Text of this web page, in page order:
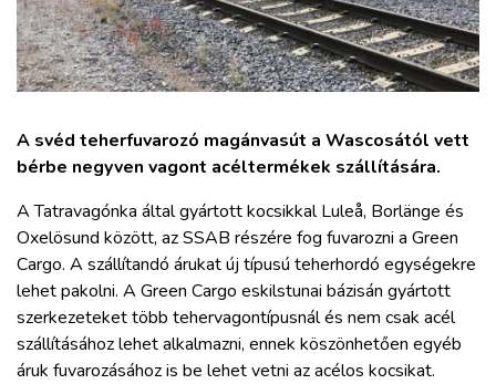
ARCHÍVUM
REGISZTRÁCIÓ
A svéd teherfuvarozó magánvasút a Wascosától vett
bérbe negyven vagont acéltermékek szállítására.
A Tatravagónka által gyártott kocsikkal Luleå, Borlänge és
Oxelösund között, az SSAB részére fog fuvarozni a Green
Cargo. A szállítandó árukat új típusú teherhordó egységekre
lehet pakolni. A Green Cargo eskilstunai bázisán gyártott
szerkezeteket több tehervagontípusnál és nem csak acél
szállításához lehet alkalmazni, ennek köszönhetően egyéb
áruk fuvarozásához is be lehet vetni az acélos kocsikat.